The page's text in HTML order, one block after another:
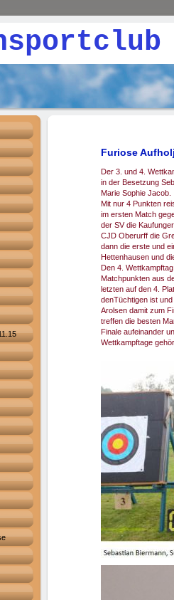
Furiose
Der 3. und 4.
in der Besetzung
Marie Sophie Jacob.
Mit nur 4 Punkten
im ersten Match
der SV die
CJD Oberurff die
dann die erste und
Hettenhausen und
Den 4.
Matchpunkten aus
letzten auf den 4.
denTüchtigen ist
Arolsen damit zum
treffen die besten
Finale aufeinander
Wettkampftage